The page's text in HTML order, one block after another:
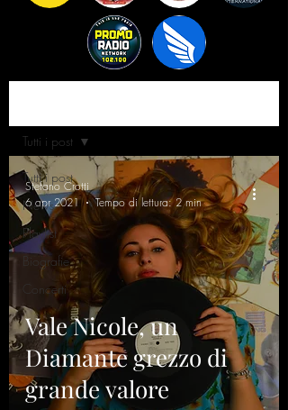
Tutti i post
News
Playlist
Biografie
Concerti
Tutti i post
Vale Nicole, un
Diamante grezzo di
grande valore
Stefano Crotti
6 apr 2021
Tempo di lettura: 2 min